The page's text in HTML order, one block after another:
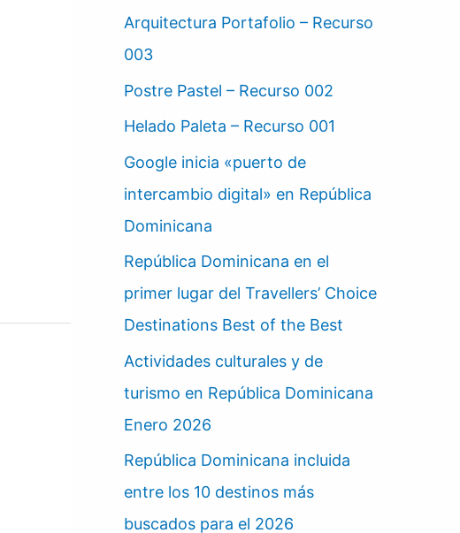
Arquitectura Portafolio – Recurso
003
Postre Pastel – Recurso 002
Helado Paleta – Recurso 001
Google inicia «puerto de
intercambio digital» en República
Dominicana
República Dominicana en el
primer lugar del Travellers’ Choice
Destinations Best of the Best
Actividades culturales y de
turismo en República Dominicana
Enero 2026
República Dominicana incluida
entre los 10 destinos más
buscados para el 2026